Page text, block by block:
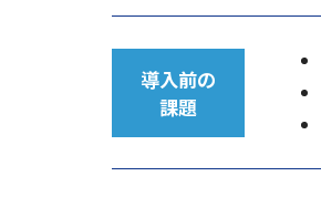
導入前の
課題